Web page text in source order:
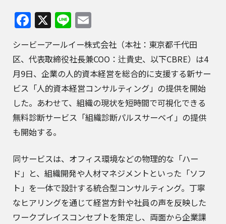
Facebook
X Line
シービーアールイー株式会社（本社：東京都千代田
区、代表取締役社長兼COO：辻貴史、以下CBRE）は4
月9日、企業の人的資本経営を総合的に支援する新サー
ビス「人的資本経営コンサルティング」の提供を開始
した。あわせて、組織の現状を短時間で可視化できる
無料診断サービス「組織診断パルスサーベイ」の提供
も開始する。
同サービスは、オフィス環境などの物理的な「ハー
ド」と、組織開発や人材マネジメントといった「ソフ
ト」を一体で設計する統合型コンサルティング。丁寧
なヒアリングを通じて経営方針や社員の声を反映した
ワークプレイスコンセプトを策定し、両面から企業課